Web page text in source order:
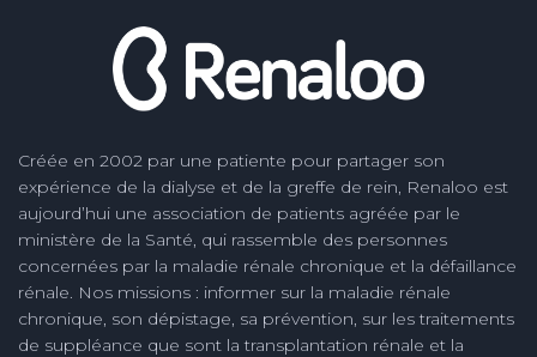
Créée en 2002 par une patiente pour partager son
expérience de la dialyse et de la greffe de rein, Renaloo est
aujourd’hui une association de patients agréée par le
ministère de la Santé, qui rassemble des personnes
concernées par la maladie rénale chronique et la défaillance
rénale. Nos missions : informer sur la maladie rénale
chronique, son dépistage, sa prévention, sur les traitements
de suppléance que sont la transplantation rénale et la